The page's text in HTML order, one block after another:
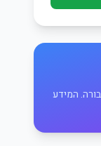
המידע